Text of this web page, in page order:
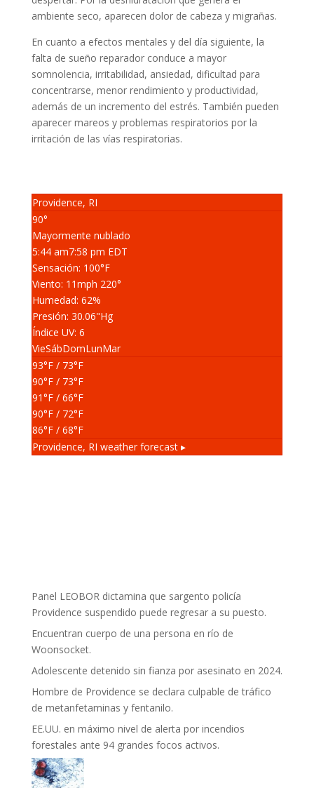
ambiente seco, aparecen dolor de cabeza y migrañas.
En cuanto a efectos mentales y del día siguiente, la
falta de sueño reparador conduce a mayor
somnolencia, irritabilidad, ansiedad, dificultad para
concentrarse, menor rendimiento y productividad,
además de un incremento del estrés. También pueden
aparecer mareos y problemas respiratorios por la
irritación de las vías respiratorias.
Providence, RI
90°
Mayormente nublado
5:44 am7:58 pm EDT
Sensación: 100°F
Viento: 11mph 220°
Humedad: 62%
Presión: 30.06"Hg
Índice UV: 6
VieSábDomLunMar
93°F/ 73°F
90°F/ 73°F
91°F/ 66°F
90°F/ 72°F
86°F/ 68°F
Providence, RI weather forecast ▸
Panel LEOBOR dictamina que sargento policía
Providence suspendido puede regresar a su puesto.
Encuentran cuerpo de una persona en río de
Woonsocket.
Adolescente detenido sin fianza por asesinato en 2024.
Hombre de Providence se declara culpable de tráfico
de metanfetaminas y fentanilo.
EE.UU. en máximo nivel de alerta por incendios
forestales ante 94 grandes focos activos.